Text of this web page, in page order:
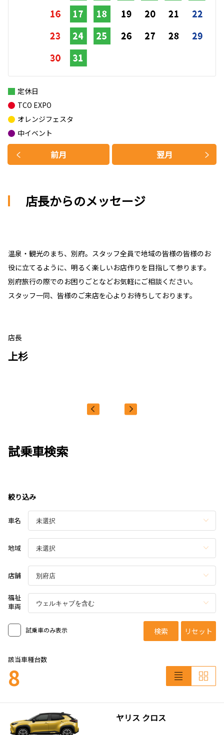
前月 翌月
定休日
TCO EXPO
オレンジフェスタ
中イベント
店長からのメッセージ
温泉・観光のまち、別府。スタッフ全員で地域の皆様の皆様のお
役に立てるように、明るく楽しいお店作りを目指して参ります。
別府旅行の際でのお困りごとなどお気軽にご相談ください。
スタッフ一同、皆様のご来店を心よりお待ちしております。
店長
上杉
試乗車検索
絞り込み
車名
地域
店舗
福祉
車両
試乗車のみ表示 検索 リセット
該当車種台数
8
ヤリス クロス